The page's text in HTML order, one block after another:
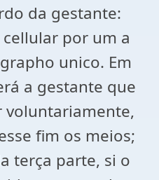
da gestante:
cellular por um a
unico. Em
a gestante que
fim os meios;
terça parte, si o